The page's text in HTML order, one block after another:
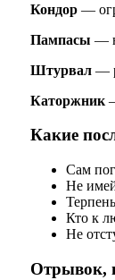
Кондор—
Пампасы —
Штурвал—
Каторжник
Какие
Сам
Не
Кто к
Не
Отрывок,